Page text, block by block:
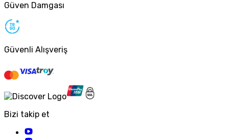
Güven Damgası
Güvenli Alışveriş
Bizi takip et